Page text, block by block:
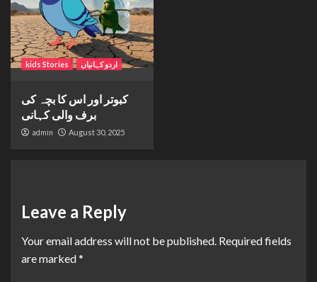
kids Stories اردو کہانیاں
کبوتر اور اس کا بچہ کی
برف والی کہانی
admin August 30, 2025
Leave a Reply
Your email address will not be published. Required fields
are marked*